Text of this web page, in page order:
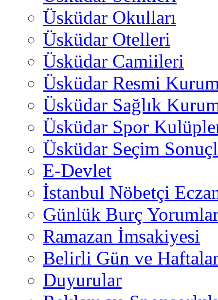
Üsküdar Okulları
Üsküdar Otelleri
Üsküdar Camiileri
Üsküdar Resmi
Üsküdar Sağlık
Üsküdar Spor
Üsküdar Seçim
E-Devlet
İstanbul Nöbetçi
Günlük Burç
Ramazan İmsakiyesi
Belirli Gün ve
Duyurular